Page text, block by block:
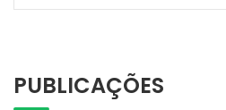
PUBLICAÇÕES